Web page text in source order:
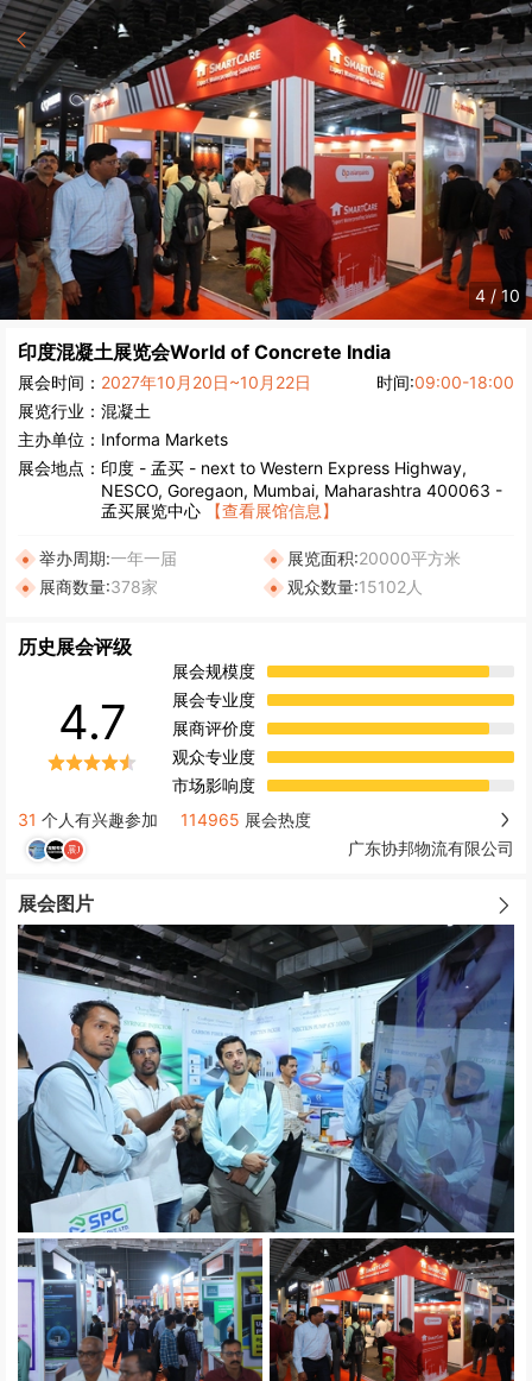
5 / 10
印度混凝土展览会World of Concrete India
展会时间： 2027年10月20日~10月22日 时间:09:00-18:00
展览行业： 混凝土
主办单位： Informa Markets
展会地点： 印度 - 孟买 - next to Western Express Highway,
NESCO, Goregaon, Mumbai, Maharashtra 400063 -
孟买展览中心
【查看展馆信息】
举办周期:一年一届 展览面积:20000平方米
展商数量:378家 观众数量:15102人
历史展会评级
4.7
展会规模度
展会专业度
展商评价度
观众专业度
市场影响度
31 个人有兴趣参加 114965 展会热度
广东协邦物流有限公司
展会图片